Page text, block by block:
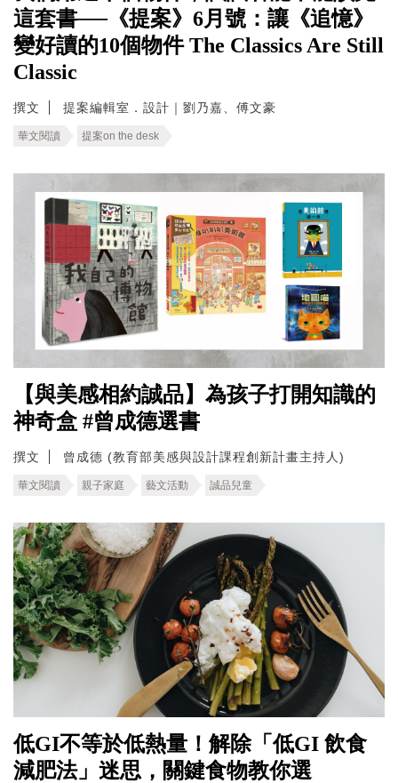
這套書──《提案》6月號：讓《追憶》
變好讀的10個物件 The Classics Are Still
Classic
撰文 提案編輯室．設計｜劉乃嘉、傅文豪
華文閱讀 提案on the desk
【與美感相約誠品】為孩子打開知識的
神奇盒 #曾成德選書
撰文 曾成德 (教育部美感與設計課程創新計畫主持人)
華文閱讀 親子家庭 藝文活動 誠品兒童
低GI不等於低熱量！解除「低GI 飲食
減肥法」迷思，關鍵食物教你選